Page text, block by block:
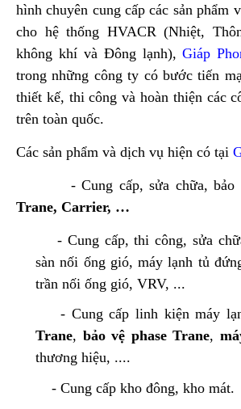
hình chuyên cung cấp các sản phẩm
cho hệ thống HVACR (Nhiệt,
không khí và Đông lạnh),Giáp
trong những công ty có bước tiến
thiết kế, thi công và hoàn thiện các
trên toàn quốc.
Các sản phẩm và dịch vụ hiện có tại
- Cung cấp, sửa chữa, bảo
Trane, Carrier, …
- Cung cấp, thi công, sửa
sàn nối ống gió, máy lạnh tủ
trần nối ống gió, VRV, ...
- Cung cấp linh kiện máy
Trane, bảo vệ phase Trane,
thương hiệu, ....
- Cung cấp kho đông, kho mát.